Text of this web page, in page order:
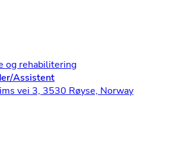
og rehabilitering
Assistent
vei 3, 3530 Røyse, Norway
Helse og Rehabilitering –